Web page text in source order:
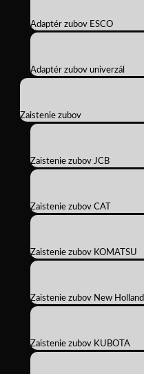
Adaptér zubov ESCO
Adaptér zubov univerzál
Zaistenie zubov
Zaistenie zubov JCB
Zaistenie zubov CAT
Zaistenie zubov KOMATSU
Zaistenie zubov New Holland
Zaistenie zubov KUBOTA